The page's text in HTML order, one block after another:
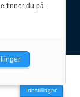
Innstillinger
finner du på